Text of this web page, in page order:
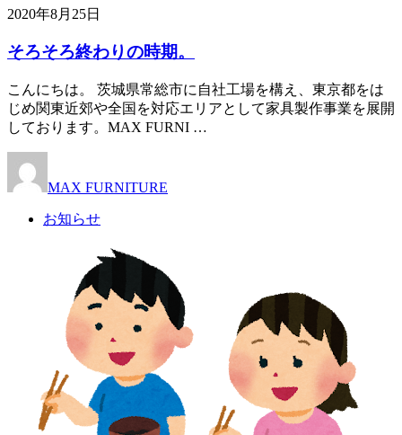
2020年8月25日
そろそろ終わりの時期。
こんにちは。 茨城県常総市に自社工場を構え、東京都をは
じめ関東近郊や全国を対応エリアとして家具製作事業を展開
しております。MAX FURNI …
MAX FURNITURE
お知らせ